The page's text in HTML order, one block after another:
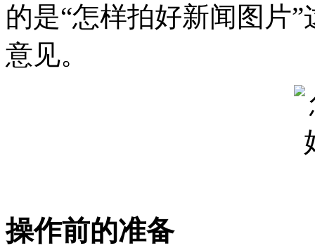
的是“怎样拍好新闻图片
意见。
操作前的准备